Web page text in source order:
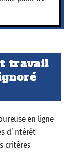
travail
en ligne
d’intérêt
critères